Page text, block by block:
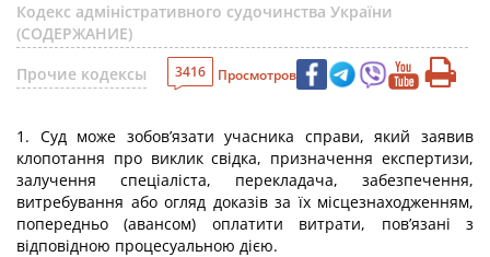
Кодекс адміністративного судочинства України
(СОДЕРЖАНИЕ)
Прочие кодексы
3416 Просмотров
1. Суд може зобов’язати учасника справи, який заявив
клопотання про виклик свідка, призначення експертизи,
залучення спеціаліста, перекладача, забезпечення,
витребування або огляд доказів за їх місцезнаходженням,
попередньо (авансом) оплатити витрати, пов’язані з
відповідною процесуальною дією.